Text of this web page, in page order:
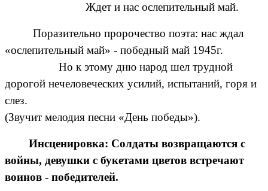
Ждет и нас ослепительный май.
Поразительно пророчество поэта: нас ждал
«ослепительный май» - победный май 1945г.
Но к этому дню народ шел трудной
дорогой нечеловеческих усилий, испытаний, горя и
слез.
(Звучит мелодия песни «День победы»).
Инсценировка: Солдаты возвращаются с
войны, девушки с букетами цветов встречают
воинов - победителей.